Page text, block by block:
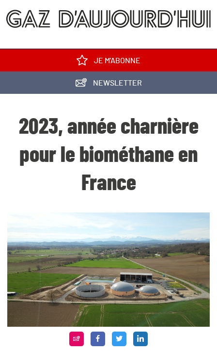
JE M'ABONNE
NEWSLETTER
2023, année charnière
pour le biométhane en
France